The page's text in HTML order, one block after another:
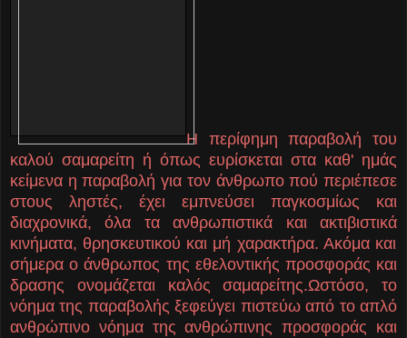
Η περίφημη παραβολή του
καλού σαμαρείτη ή όπως ευρίσκεται στα καθ' ημάς
κείμενα η παραβολή για τον άνθρωπο πού περιέπεσε
στους ληστές, έχει εμπνεύσει παγκοσμίως και
διαχρονικά, όλα τα ανθρωπιστικά και ακτιβιστικά
κινήματα, θρησκευτικού και μή χαρακτήρα. Ακόμα και
σήμερα ο άνθρωπος της εθελοντικής προσφοράς και
δρασης ονομάζεται καλός σαμαρείτης.Ωστόσο, το
νόημα της παραβολής ξεφεύγει πιστεύω από το απλό
ανθρώπινο νόημα της ανθρώπινης προσφοράς και